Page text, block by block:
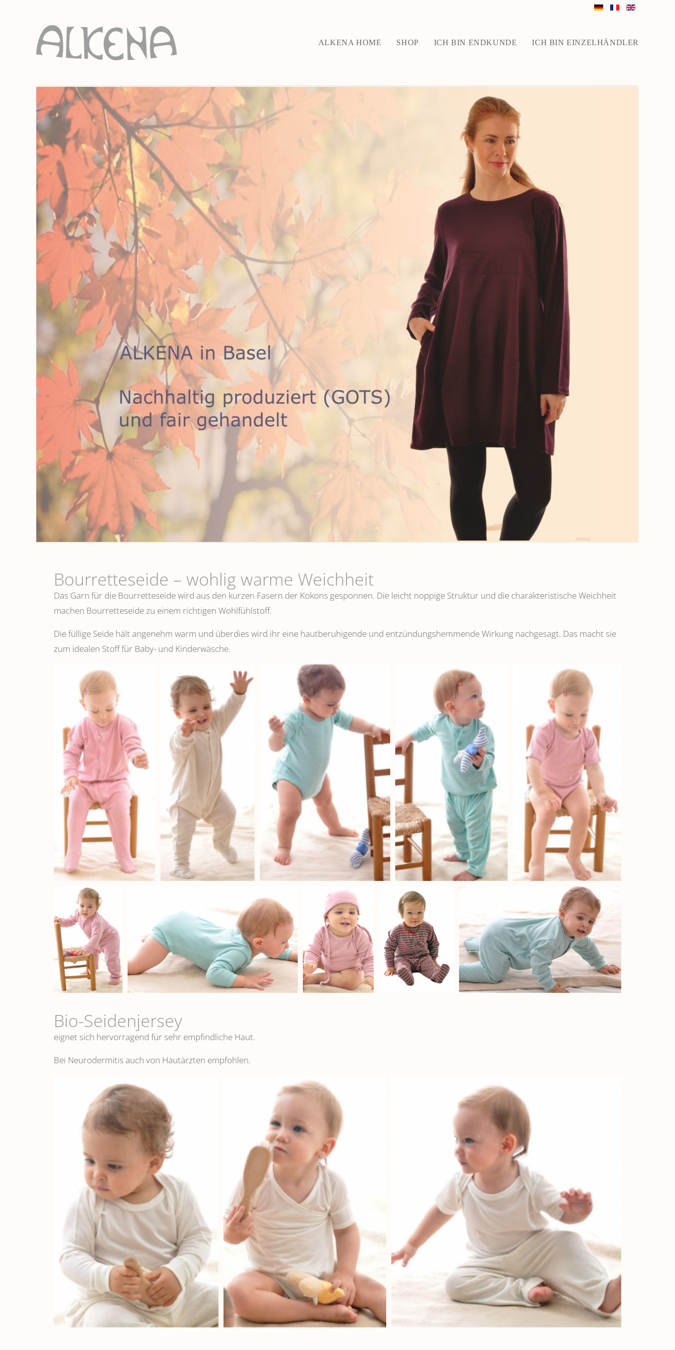
ALKENA HOME SHOP ICH BIN ENDKUNDE ICH BIN EINZELHÄNDLER
Bourretteseide – wohlig warme Weichheit
Das Garn für die Bourretteseide wird aus den kurzen Fasern der Kokons gesponnen. Die leicht noppige Struktur und die charakteristische Weichheit
machen Bourretteseide zu einem richtigen Wohlfühlstoff.
Die füllige Seide hält angenehm warm und überdies wird ihr eine hautberuhigende und entzündungshemmende Wirkung nachgesagt. Das macht sie
zum idealen Stoff für Baby- und Kinderwäsche.
Bio-Seidenjersey
eignet sich hervorragend für sehr empfindliche Haut.
Bei Neurodermitis auch von Hautärzten empfohlen.